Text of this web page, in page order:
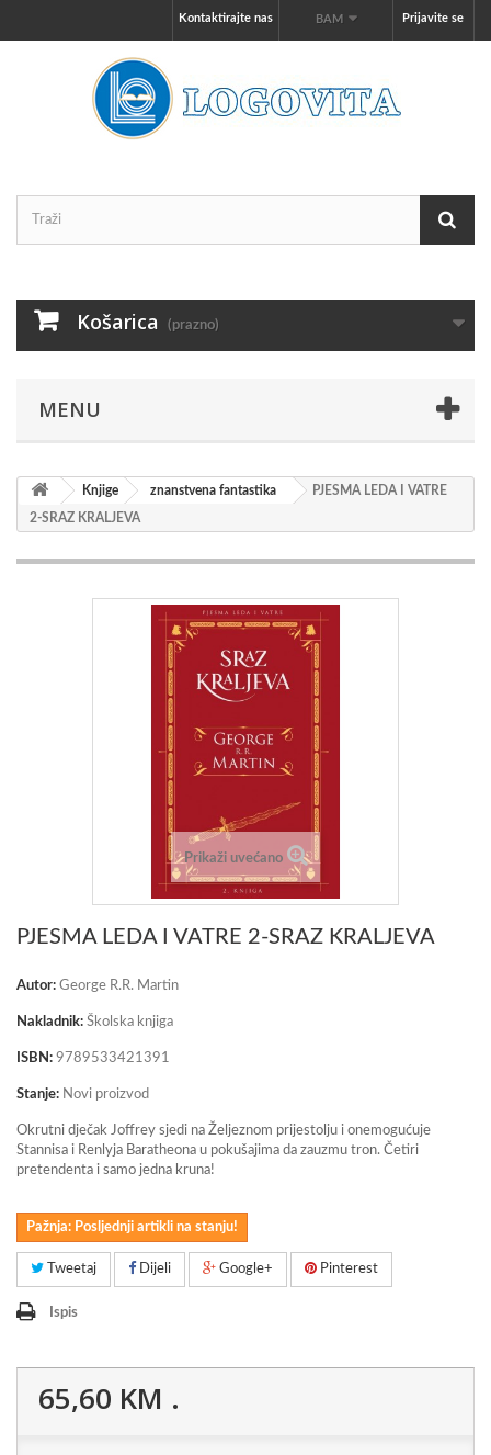
Prijavite se
BAM
Kontaktirajte nas
Košarica (prazno)
MENU
Knjige znanstvena fantastika PJESMA LEDA I VATRE
2-SRAZ KRALJEVA
Prikaži uvećano
PJESMA LEDA I VATRE 2-SRAZ KRALJEVA
Autor: George R.R. Martin
Nakladnik: Školska knjiga
ISBN: 9789533421391
Stanje: Novi proizvod
Okrutni dječak Joffrey sjedi na Željeznom prijestolju i onemogućuje
Stannisa i Renlyja Baratheona u pokušajima da zauzmu tron. Četiri
pretendenta i samo jedna kruna!
Pažnja: Posljednji artikli na stanju!
Tweetaj Dijeli Google+ Pinterest
Ispis
65,60 KM .